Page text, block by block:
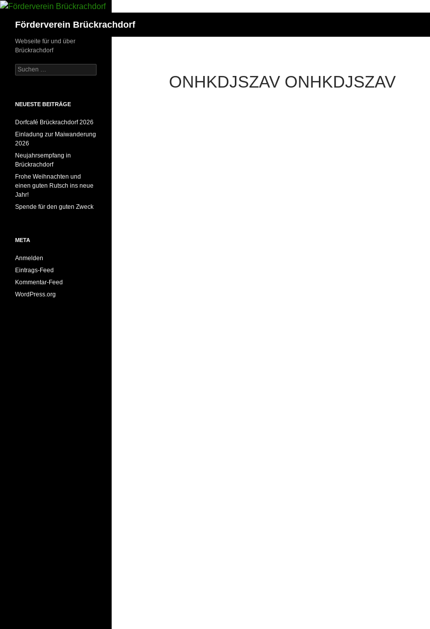
Zum
springenFörderverein Brückrachdorf
ONHKDJSZAV ONHKDJSZAV
Webseite für und über
Brückrachdorf
Suchen
nach:
NEUESTE BEITRÄGE
Dorfcafé Brückrachdorf 2026
Einladung zur Maiwanderung
2026
Neujahrsempfang in
Brückrachdorf
Frohe Weihnachten und
einen guten Rutsch ins neue
Jahr!
Spende für den guten Zweck
META
Anmelden
Eintrags-Feed
Kommentar-Feed
WordPress.org